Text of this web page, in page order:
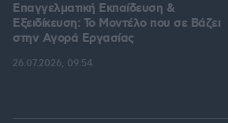
Επαγγελματική Εκπαίδευση &
Εξειδίκευση: Το Mοντέλο που σε Bάζει
στην Aγορά Eργασίας
26.07.2026, 09:54